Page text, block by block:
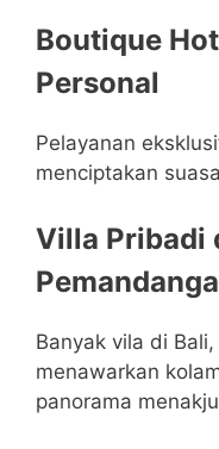
Boutique
Personal
Pelayanan
menciptakan
Villa Pribadi
Banyak vila di
menawarkan
panorama